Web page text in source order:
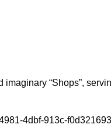
“Shops”,